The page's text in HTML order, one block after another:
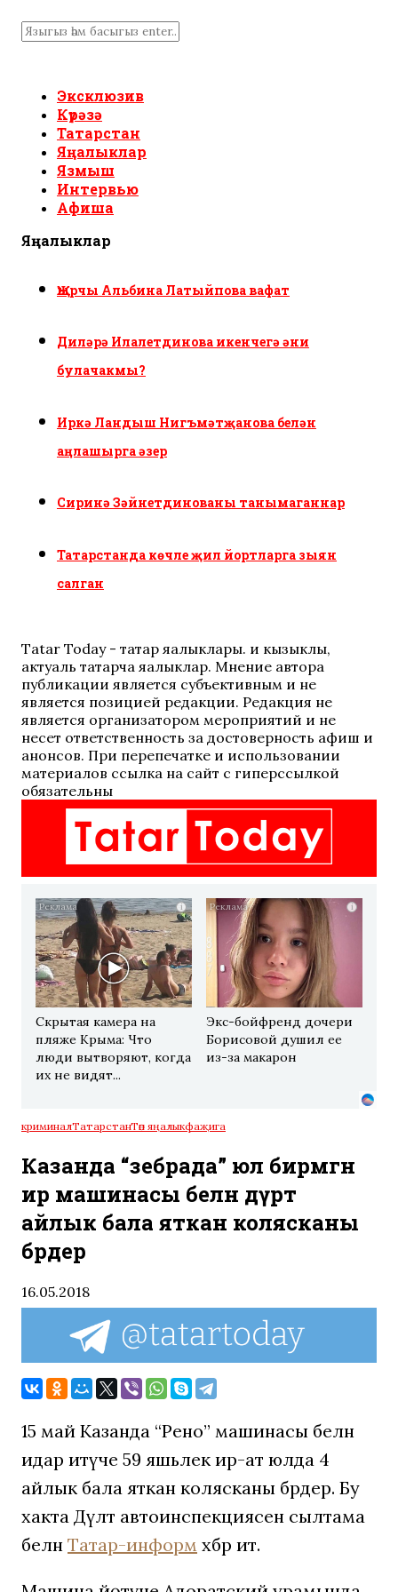
Эксклюзив
Күрәзә
Татарстан
Яңалыклар
Язмыш
Интервью
Афиша
Яңалыклар
Җырчы Альбина Латыйпова вафат
Диләрә Илалетдинова икенчегә әни
булачакмы?
Иркә Ландыш Нигъмәтҗанова белән
аңлашырга әзер
Сиринә Зәйнетдинованы танымаганнар
Татарстанда көчле җил йортларга зыян
салган
Tatar Today - татар яңалыклары. иң кызыклы,
актуаль татарча яңалыклар. Мнение автора
публикации является субъективным и не
является позицией редакции. Редакция не
является организатором мероприятий и не
несет ответственность за достоверность афиш и
анонсов. При перепечатке и использовании
материалов ссылка на сайт с гиперссылкой
обязательны
i
Скрытая камера на
пляже Крыма: Что
люди вытворяют, когда
их не видят...
i
Экс-бойфренд дочери
Борисовой душил ее
из-за макарон
криминалТатарстанТөп яңалыкфаҗига
Казанда “зебрада” юл бирмәгән
ир машинасы белән дүрт
айлык бала яткан колясканы
бәрдерә
16.05.2018
15 май Казанда “Рено” машинасы белән
идарә итүче 59 яшьлек ир-ат юлда 4
айлык бала яткан колясканы бәрдерә. Бу
хакта Дәүләт автоинспекциясенә сылтама
белән Татар-информ хәбәр итә.